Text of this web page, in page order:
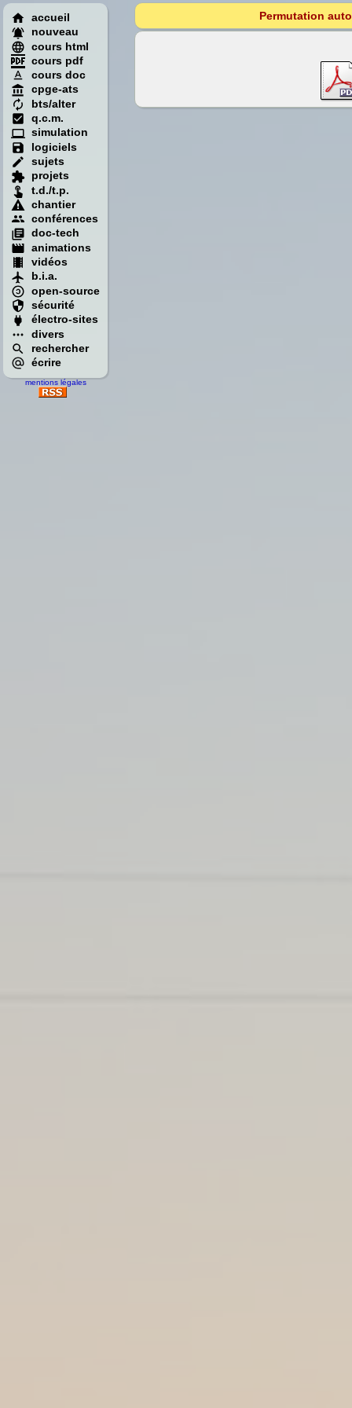
accueil
nouveau
cours html
cours pdf
cours doc
cpge-ats
bts/alter
q.c.m.
simulation
logiciels
sujets
projets
t.d./t.p.
chantier
conférences
doc-tech
animations
vidéos
b.i.a.
open-source
sécurité
électro-sites
divers
rechercher
écrire
mentions légales
Permutation